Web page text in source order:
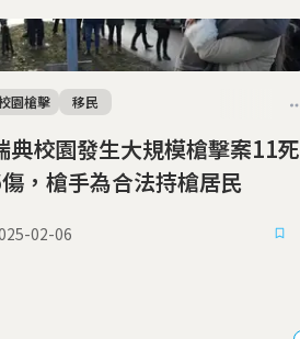
典校園發生大規模槍擊案11死
，槍手為合法持槍居民
園槍擊 移民
02-06